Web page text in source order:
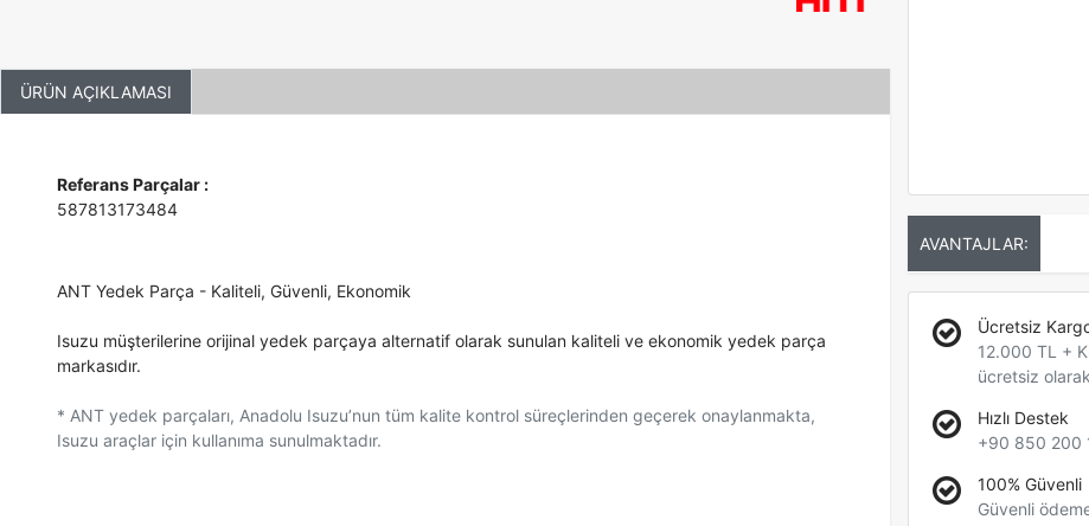
ÜRÜN AÇIKLAMASI
Referans Parçalar :
587813173484
ANT Yedek Parça - Kaliteli, Güvenli, Ekonomik
Isuzu müşterilerine orijinal yedek parçaya alternatif olarak sunulan kaliteli ve ekonomik yedek parça
markasıdır.
* ANT yedek parçaları, Anadolu Isuzu’nun tüm kalite kontrol süreçlerinden geçerek onaylanmakta,
Isuzu araçlar için kullanıma sunulmaktadır.
AVANTAJLAR:
Ücretsiz
12.000 TL +
ücretsiz
Hızlı Destek
+90 850 200
100% Güvenli
Güvenli